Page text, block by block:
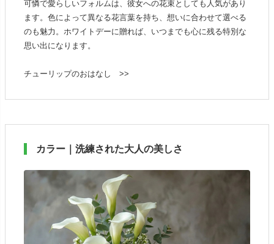
可憐で愛らしいフォルムは、彼女への花束としても人気があり
ます。色によって異なる花言葉を持ち、想いに合わせて選べる
のも魅力。ホワイトデーに贈れば、いつまでも心に残る特別な
思い出になります。
チューリップのおはなし >>
カラー｜洗練された大人の美しさ